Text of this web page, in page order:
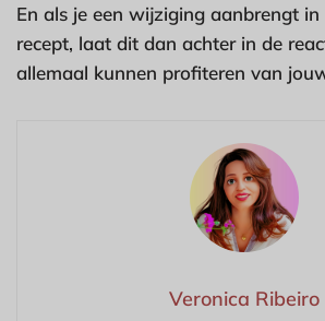
En als je een wijziging aanbrengt
recept, laat dit dan achter in de
allemaal kunnen profiteren van
Veronica Ribeiro